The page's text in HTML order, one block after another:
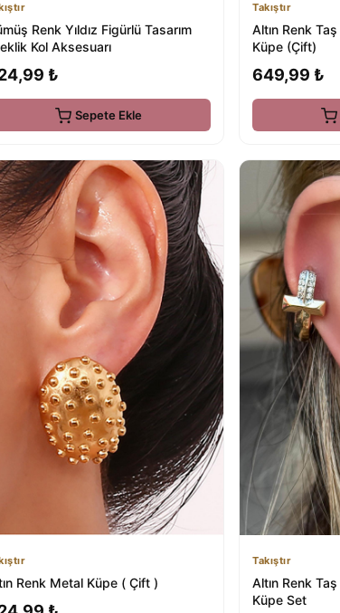
Renk Yıldız Figürlü Tasarım
Kol Aksesuarı
₺
Sepete Ekle
Takıştır
Altın Renk
Küpe (Çift)
649,99 ₺
Renk Metal Küpe ( Çift )
Takıştır
Altın Renk
Küpe Set